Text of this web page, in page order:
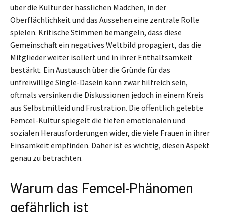
über die Kultur der hässlichen Mädchen, in der
Oberflächlichkeit und das Aussehen eine zentrale Rolle
spielen. Kritische Stimmen bemängeln, dass diese
Gemeinschaft ein negatives Weltbild propagiert, das die
Mitglieder weiter isoliert und in ihrer Enthaltsamkeit
bestärkt. Ein Austausch über die Gründe für das
unfreiwillige Single-Dasein kann zwar hilfreich sein,
oftmals versinken die Diskussionen jedoch in einem Kreis
aus Selbstmitleid und Frustration. Die öffentlich gelebte
Femcel-Kultur spiegelt die tiefen emotionalen und
sozialen Herausforderungen wider, die viele Frauen in ihrer
Einsamkeit empfinden. Daher ist es wichtig, diesen Aspekt
genau zu betrachten.
Warum das Femcel-Phänomen
gefährlich ist